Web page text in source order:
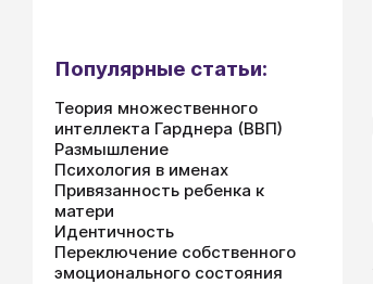
Популярные статьи:
Теория множественного
интеллекта Гарднера (ВВП)
Размышление
Психология в именах
Привязанность ребенка к
матери
Идентичность
Переключение собственного
эмоционального состояния